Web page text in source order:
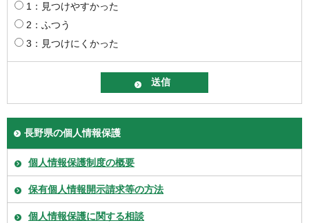
1：見つけやすかった
2：ふつう
3：見つけにくかった
長野県の個人情報保護
個人情報保護制度の概要
保有個人情報開示請求等の方法
個人情報保護に関する相談